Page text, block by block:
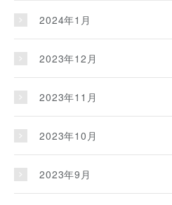
2024年1月
2023年12月
2023年11月
2023年10月
2023年9月